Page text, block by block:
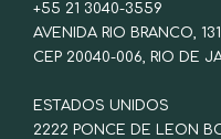
+55 21 3040-3559
AVENIDA RIO BRANCO,
CEP 20040-006, RIO DE
ESTADOS UNIDOS
2222 PONCE DE LEON